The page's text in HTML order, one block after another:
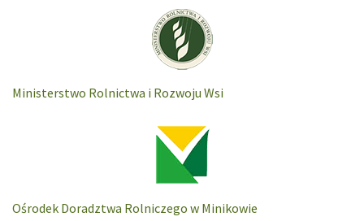
Ministerstwo Rolnictwa i Rozwoju Wsi
Ośrodek Doradztwa Rolniczego w Minikowie